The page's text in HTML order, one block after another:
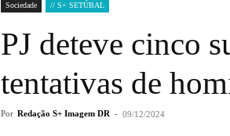
Sociedade // S+ SETÚBAL
PJ deteve cinco
tentativas de
Por Redação S+ Imagem DR - 09/12/2024